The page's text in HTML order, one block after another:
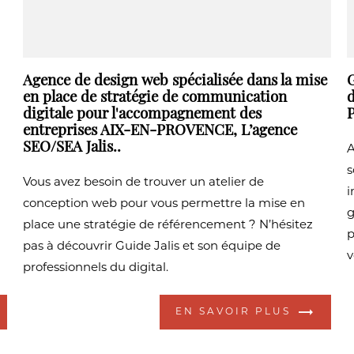
Agence de design web spécialisée dans la mise
en place de stratégie de communication
digitale pour l'accompagnement des
entreprises AIX-EN-PROVENCE, L’agence
SEO/SEA Jalis..
Vous avez besoin de trouver un atelier de
conception web pour vous permettre la mise en
place une stratégie de référencement ? N’hésitez
pas à découvrir Guide Jalis et son équipe de
professionnels du digital.
EN SAVOIR PLUS